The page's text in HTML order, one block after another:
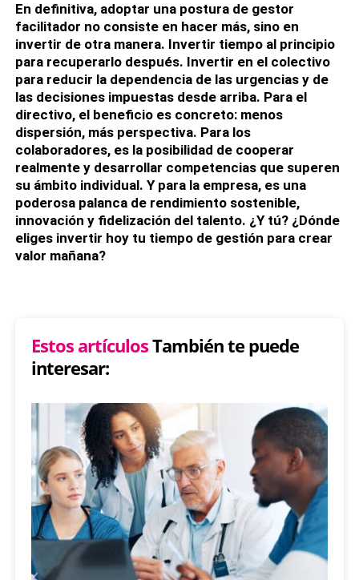
En definitiva, adoptar una postura de gestor
facilitador no consiste en hacer más, sino en
invertir de otra manera. Invertir tiempo al principio
para recuperarlo después. Invertir en el colectivo
para reducir la dependencia de las urgencias y de
las decisiones impuestas desde arriba. Para el
directivo, el beneficio es concreto: menos
dispersión, más perspectiva. Para los
colaboradores, es la posibilidad de cooperar
realmente y desarrollar competencias que superen
su ámbito individual. Y para la empresa, es una
poderosa palanca de rendimiento sostenible,
innovación y fidelización del talento. ¿Y tú? ¿Dónde
eliges invertir hoy tu tiempo de gestión para crear
valor mañana?
Estos artículosTambién te puede
interesar: